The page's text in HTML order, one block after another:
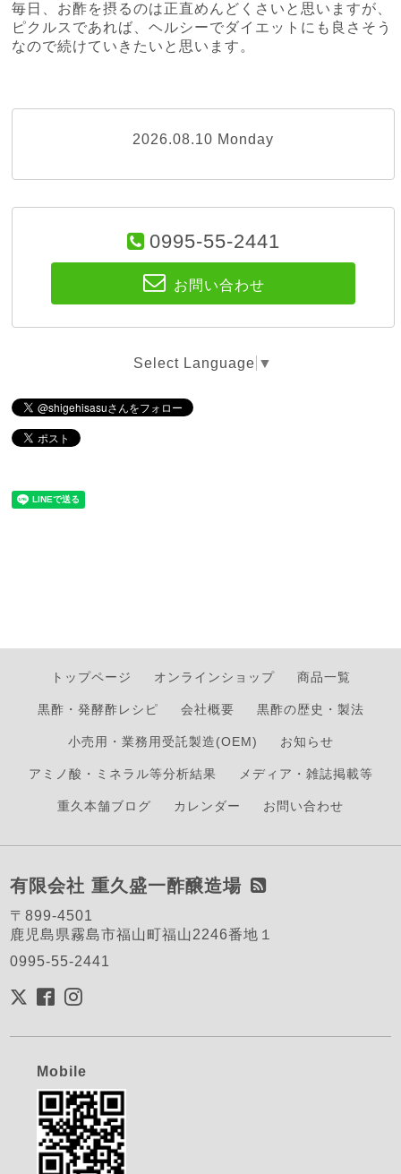
毎日、お酢を摂るのは正直めんどくさいと思いますが、
ピクルスであれば、ヘルシーでダイエットにも良さそう
なので続けていきたいと思います。
2026.08.10 Monday
0995-55-2441
お問い合わせ
Select Language ▼
トップページ オンラインショップ 商品一覧
黒酢・発酵酢レシピ 会社概要 黒酢の歴史・製法
小売用・業務用受託製造(OEM) お知らせ
アミノ酸・ミネラル等分析結果 メディア・雑誌掲載等
重久本舗ブログ カレンダー お問い合わせ
有限会社 重久盛一酢醸造場
〒899-4501
鹿児島県霧島市福山町福山2246番地１
0995-55-2441
Mobile